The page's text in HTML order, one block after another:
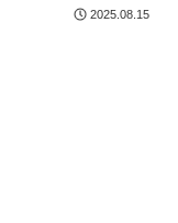
2025.08.15